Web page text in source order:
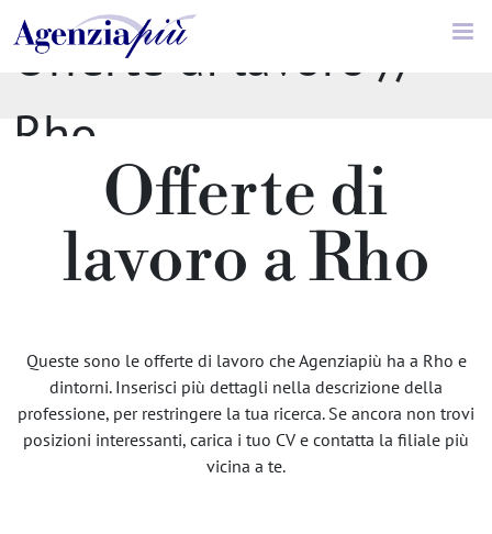
Offerte di lavoro //
Rho
Offerte di
lavoro a Rho
Queste sono le offerte di lavoro che Agenziapiù ha a Rho e
dintorni. Inserisci più dettagli nella descrizione della
professione, per restringere la tua ricerca. Se ancora non trovi
posizioni interessanti, carica i tuo CV e contatta la filiale più
vicina a te.